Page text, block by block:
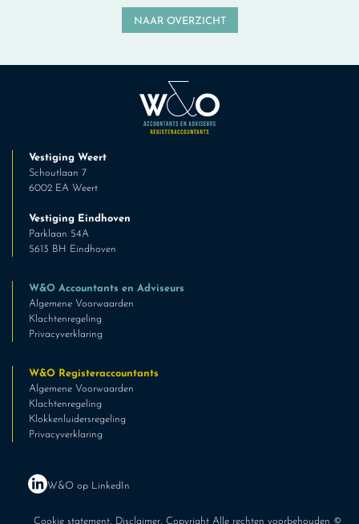
NAAR OVERZICHT
Vestiging Weert
Schoutlaan 7
6002 EA Weert
Vestiging Eindhoven
Parklaan 54A
5613 BH Eindhoven
W&O Accountants en Adviseurs
Algemene Voorwaarden
Klachtenregeling
Privacyverklaring
W&O Registeraccountants
Algemene Voorwaarden
Klachtenregeling
Klokkenluidersregeling
Privacyverklaring
W&O op LinkedIn
Cookie statement, Disclaimer, Copyright Alle rechten voorbehouden ©